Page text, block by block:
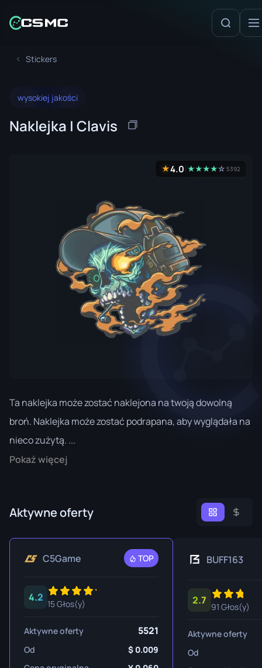
Stickers
wysokiej jakości
Naklejka | Clavis
★4.0 ★★★★☆ 5392
Ta naklejka może zostać naklejona na twoją dowolną
broń. Naklejka może zostać podrapana, aby wyglądała na
nieco zużytą. ...
Pokaż więcej
Aktywne oferty
C5Game TOP
4.2
15 Głos(y)
Aktywne oferty 5521
Od
0.009
BUFF163
2.7
91 Głos(y)
Aktywne oferty
Od